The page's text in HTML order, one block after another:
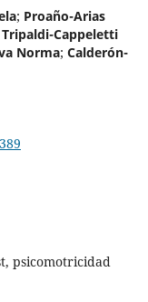
; Proaño-Arias
Tripaldi-Cappeletti
Norma; Calderón-
psicomotricidad